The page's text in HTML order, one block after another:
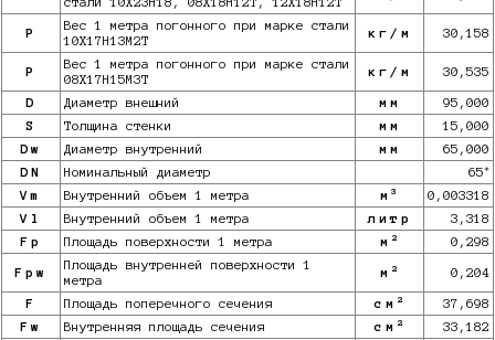
P
Вес 1 метра погонного при марке стали
10X17Н13М2Т
кг/м 30,158
P
Вес 1 метра погонного при марке стали
08Х17Н15М3Т
кг/м 30,535
D Диаметр внешний мм
95,000
S
Толщина стенки мм
15,000
Dw
Диаметр внутренний мм
65,000
DN
Номинальный диаметр 65*
Vm Внутренний объем 1 метра м 3
0,003318
Vl
Внутренний объем 1 метра литр
3,318
Fp
Площадь поверхности 1 метра м 2 0,298
Fpw
Площадь внутренней поверхности 1
метра
м 2 0,204
F Площадь поперечного сечения см 2
37,698
Fw
Внутренняя площадь сечения см 2
33,182